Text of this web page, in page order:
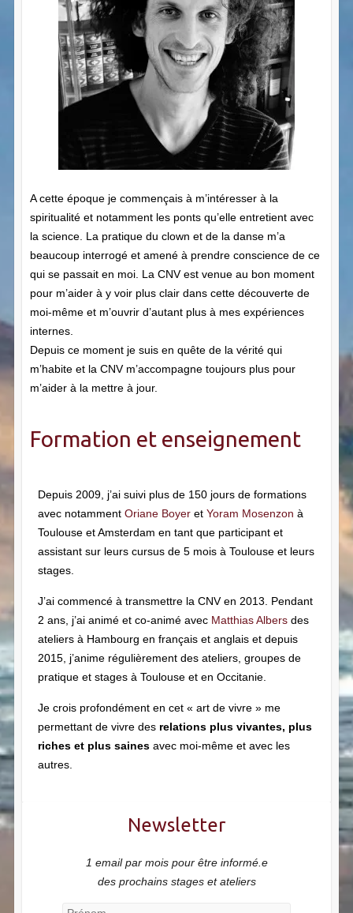
A cette époque je commençais à m’intéresser à la
spiritualité et notamment les ponts qu’elle entretient avec
la science. La pratique du clown et de la danse m’a
beaucoup interrogé et amené à prendre conscience de ce
qui se passait en moi. La CNV est venue au bon moment
pour m’aider à y voir plus clair dans cette découverte de
moi-même et m’ouvrir d’autant plus à mes expériences
internes.
Depuis ce moment je suis en quête de la vérité qui
m’habite et la CNV m’accompagne toujours plus pour
m’aider à la mettre à jour.
Formation et enseignement
Depuis 2009, j’ai suivi plus de 150 jours de formations
avec notamment Oriane Boyer et Yoram Mosenzon à
Toulouse et Amsterdam en tant que participant et
assistant sur leurs cursus de 5 mois à Toulouse et leurs
stages.
J’ai commencé à transmettre la CNV en 2013. Pendant
2 ans, j’ai animé et co-animé avec Matthias Albers des
ateliers à Hambourg en français et anglais et depuis
2015, j’anime régulièrement des ateliers, groupes de
pratique et stages à Toulouse et en Occitanie.
Je crois profondément en cet « art de vivre » me
permettant de vivre des relations plus vivantes, plus
riches et plus saines avec moi-même et avec les
autres.
Newsletter
1 email par mois pour être informé.e
des prochains stages et ateliers